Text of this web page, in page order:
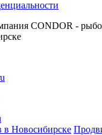
CONDOR -
в Новосибирске